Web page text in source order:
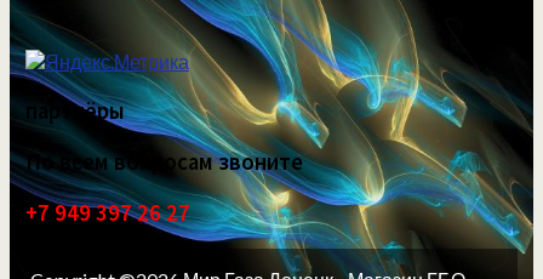
партнёры
По всем вопросам звоните
+7 949 397 26 27